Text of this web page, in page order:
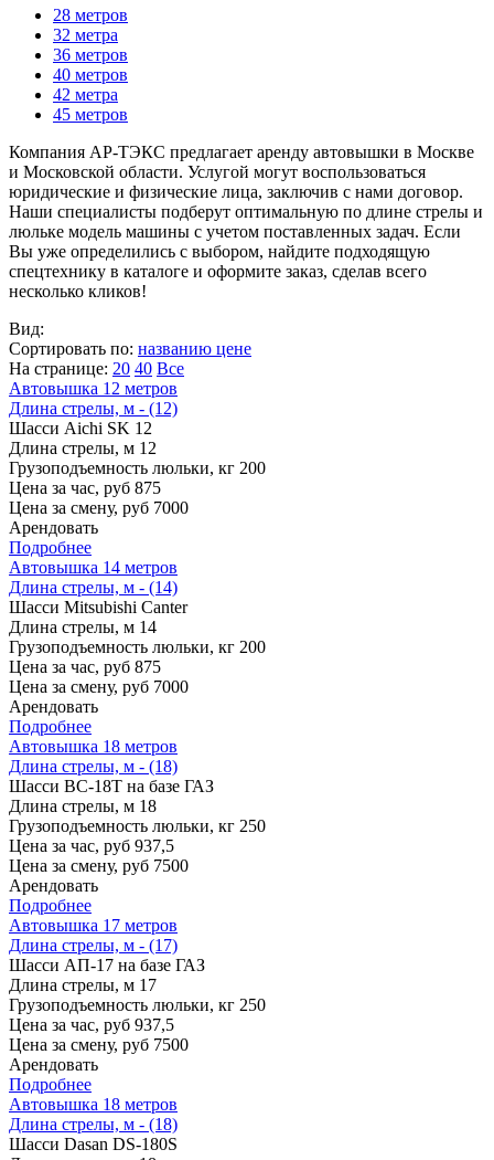
28 метров
32 метра
36 метров
40 метров
42 метра
45 метров
Компания АР-ТЭКС предлагает аренду автовышки в Москве
и Московской области. Услугой могут воспользоваться
юридические и физические лица, заключив с нами договор.
Наши специалисты подберут оптимальную по длине стрелы и
люльке модель машины с учетом поставленных задач. Если
Вы уже определились с выбором, найдите подходящую
спецтехнику в каталоге и оформите заказ, сделав всего
несколько кликов!
Вид:
Сортировать по: названию цене
На странице: 20 40 Все
Автовышка 12 метров
Длина стрелы, м - (12)
Шасси Aichi SK 12
Длина стрелы, м 12
Грузоподъемность люльки, кг 200
Цена за час, руб 875
Цена за смену, руб 7000
Арендовать
Подробнее
Автовышка 14 метров
Длина стрелы, м - (14)
Шасси Mitsubishi Canter
Длина стрелы, м 14
Грузоподъемность люльки, кг 200
Цена за час, руб 875
Цена за смену, руб 7000
Арендовать
Подробнее
Автовышка 18 метров
Длина стрелы, м - (18)
Шасси ВС-18Т на базе ГАЗ
Длина стрелы, м 18
Грузоподъемность люльки, кг 250
Цена за час, руб 937,5
Цена за смену, руб 7500
Арендовать
Подробнее
Автовышка 17 метров
Длина стрелы, м - (17)
Шасси АП-17 на базе ГАЗ
Длина стрелы, м 17
Грузоподъемность люльки, кг 250
Цена за час, руб 937,5
Цена за смену, руб 7500
Арендовать
Подробнее
Автовышка 18 метров
Длина стрелы, м - (18)
Шасси Dasan DS-180S